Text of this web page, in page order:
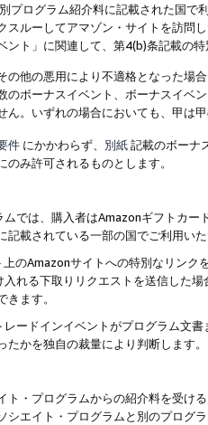
プログラム紹介料に記載された国で
スルーしてアマゾン・サイトを訪問
ント」に関連して、第4(b)条記載の
の他の悪用により不適格となった場
のボーナスイベント、ボーナスイベ
ん。いずれの場合においても、甲は
件 にかかわらず、 別紙記載のボーナ
み許可されるものとします。
では、購入者はAmazonギフトカ
記載されている一部の国でご利用い
のAmazonサイトへの特別なリン
れる下取りリクエストを送信した
ます。
ードインイベントがプログラム文
かを独自の裁量により判断します。
ト・プログラムからの紹介料を受け
シエイト・プログラムと別のプログ